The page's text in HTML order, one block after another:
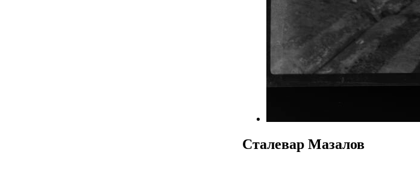
Сталевар Мазалов